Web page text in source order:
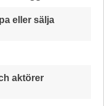
eller sälja
aktörer